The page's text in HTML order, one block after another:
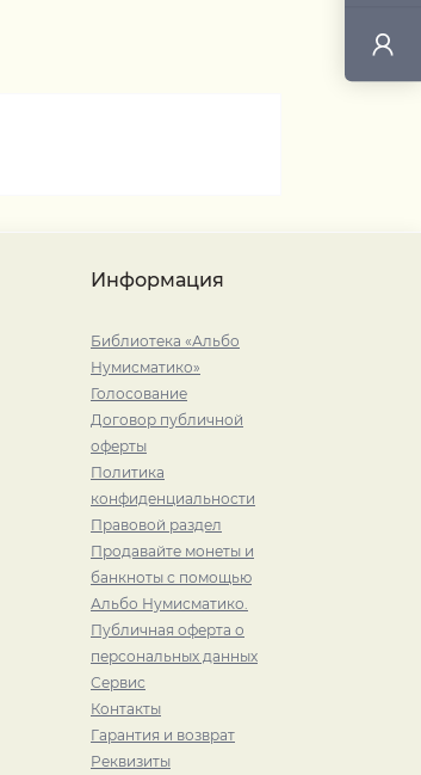
Информация
Библиотека «Альбо
Нумисматико»
Голосование
Договор публичной
оферты
Политика
конфиденциальности
Правовой раздел
Продавайте монеты и
банкноты с помощью
Альбо Нумисматико.
Публичная оферта о
персональных данных
Сервис
Контакты
Гарантия и возврат
Реквизиты